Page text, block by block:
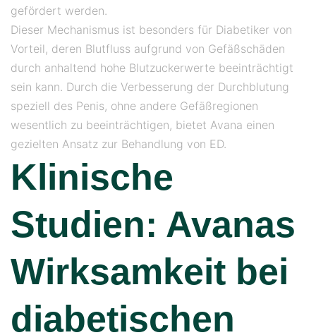
gefördert werden.
Dieser Mechanismus ist besonders für Diabetiker von
Vorteil, deren Blutfluss aufgrund von Gefäßschäden
durch anhaltend hohe Blutzuckerwerte beeinträchtigt
sein kann. Durch die Verbesserung der Durchblutung
speziell des Penis, ohne andere Gefäßregionen
wesentlich zu beeinträchtigen, bietet Avana einen
gezielten Ansatz zur Behandlung von ED.
Klinische
Studien: Avanas
Wirksamkeit bei
diabetischen